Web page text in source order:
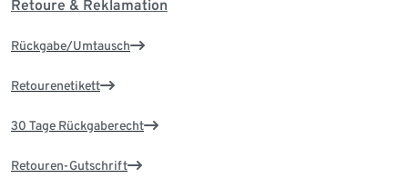
Retoure & Reklamation
Rückgabe/Umtausch
Retourenetikett
30 Tage Rückgaberecht
Retouren-Gutschrift